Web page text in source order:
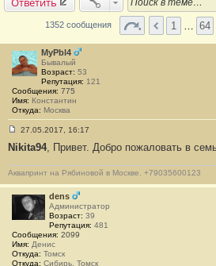
1352 сообщения 1 64
MyPbl4
Бывалый
Возраст: 53
Репутация: 121
Сообщения: 775
Имя: Константин
Откуда: Москва
о
б
щ
е
н
#
1
3
0
1
27.05.2017, 16:17
Nikita94, Привет. Добро пожаловать в
Аквапринт на Рябиновой в Москве. +79035600123
dens
Администратор
Возраст: 39
Репутация: 481
Сообщения: 2099
Имя: Денис
Откуда: Томск
Откуда: Сибирь, Томск